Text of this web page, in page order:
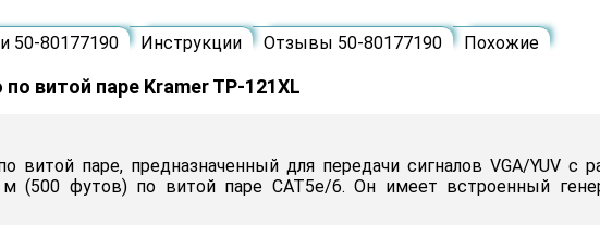
50-80177190 Инструкции Отзывы 50-80177190 Похожие
витой паре Kramer TP-121XL
витой паре, предназначенный для передачи сигналов VGA/YUV
(500 футов) по витой паре CAT5e/6. Он имеет встроенный